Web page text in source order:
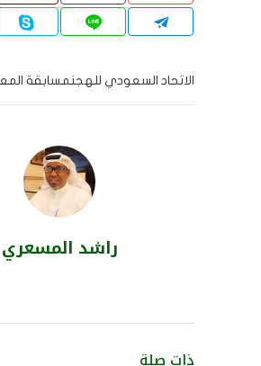
نافذة
جديدة)
نافذة
جديدة)
نافذة
جديدة)
نافذة
جديدة)
نافذة
جديدة)
الاتحاد السعودي للهجنمسابقة
راشد المسعري